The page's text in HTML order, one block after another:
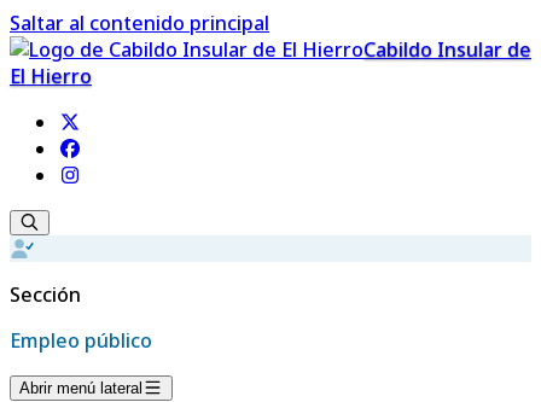
Saltar al contenido principal
Cabildo Insular de
El Hierro
Sección
Empleo público
Abrir menú lateral